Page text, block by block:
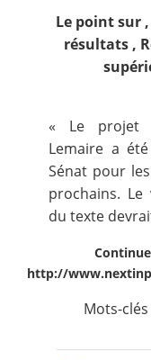
Contact
Le point sur ,
résultats ,
« Le projet
Lemaire a
Sénat pour
prochains. Le
du texte
http://
Mots-clés